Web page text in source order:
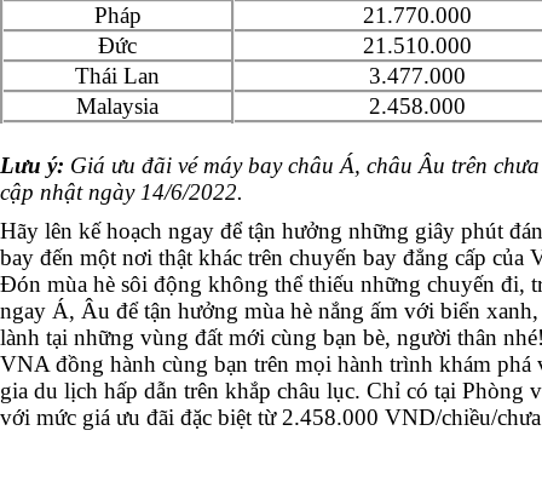
Pháp
21.770.000
Đức
21.510.000
Thái Lan
3.477.000
Malaysia
2.458.000
Lưu ý: Giá ưu đãi vé máy bay châu Á, châu Âu trên
cập nhật ngày 14/6/2022.
Hãy lên kế hoạch ngay để tận hưởng những giây phút
bay đến một nơi thật khác trên chuyến bay đẳng cấp
Đón mùa hè sôi động không thể thiếu những chuyến đi,
ngay Á, Âu để tận hưởng mùa hè nắng ấm với biển
lành tại những vùng đất mới cùng bạn bè, người thân
VNA đồng hành cùng bạn trên mọi hành trình khám phá
gia du lịch hấp dẫn trên khắp châu lục. Chỉ có tại Phòng
với mức giá ưu đãi đặc biệt từ 2.458.000 VND/chiều/